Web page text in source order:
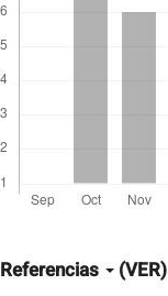
artículo
Referencias (VER)